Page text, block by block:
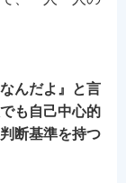
んだよ』と言
も自己中心的
断基準を持つ